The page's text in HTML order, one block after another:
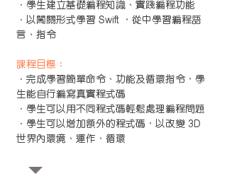
．學生建立基礎編程知識、實踐編程功能
．以闖關形式學習 Swift ，從中學習編程語
言、指令
課程目標：
．完成學習簡單命令、功能及循環指令，學
生能自行編寫真實程式碼
．學生可以用不同程式碼輕鬆處理編程問題
．學生可以增加額外的程式碼，以改變 3D
世界內環境、運作、循環